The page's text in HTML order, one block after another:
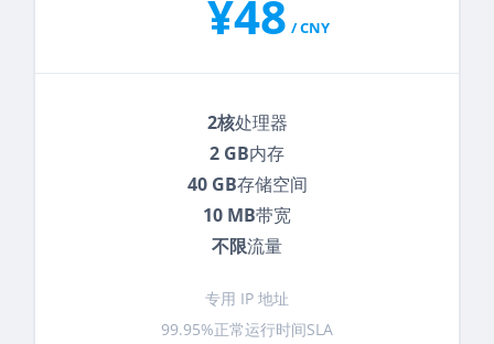
¥48 / CNY
2核处理器
2 GB内存
40 GB存储空间
10 MB带宽
不限流量
专用 IP 地址
99.95%正常运行时间SLA